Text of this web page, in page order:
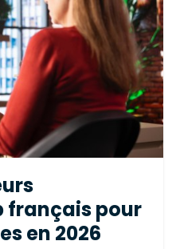
français pour
en 2026